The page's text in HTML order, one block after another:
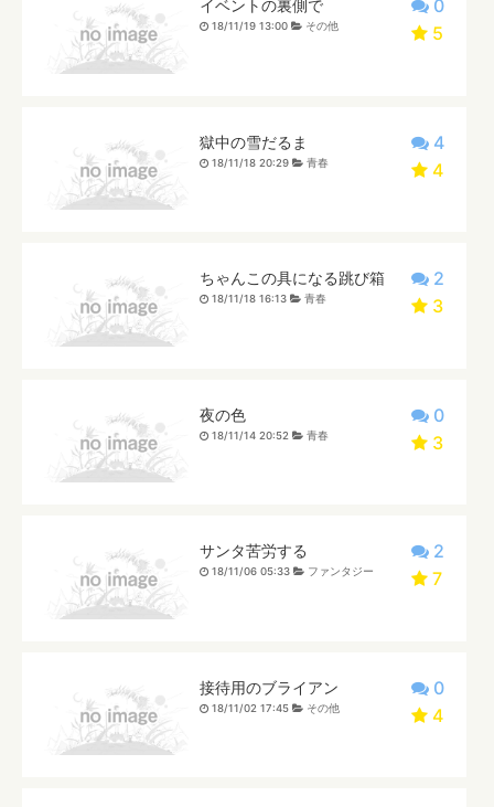
0
5
イベントの裏側で
18/11/19 13:00 その他
4
4
獄中の雪だるま
18/11/18 20:29 青春
2
3
ちゃんこの具になる跳び箱
18/11/18 16:13 青春
0
3
夜の色
18/11/14 20:52 青春
2
7
サンタ苦労する
18/11/06 05:33 ファンタジー
0
4
接待用のブライアン
18/11/02 17:45 その他